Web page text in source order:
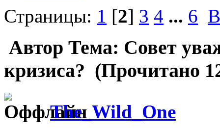
Страницы: 1 [2] 3 4 ... 6
Автор Тема: Совет
кризиса? (Прочитано
The_Wild_One